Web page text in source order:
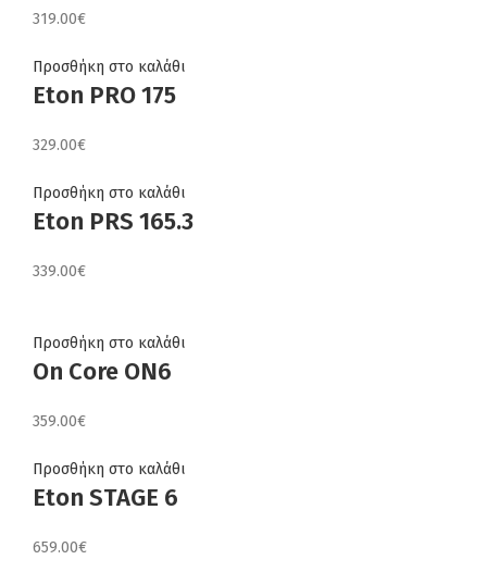
319.00€
Προσθήκη στο καλάθι
Eton PRO 175
329.00€
Προσθήκη στο καλάθι
Eton PRS 165.3
339.00€
Προσθήκη στο καλάθι
On Core ON6
359.00€
Προσθήκη στο καλάθι
Eton STAGE 6
659.00€